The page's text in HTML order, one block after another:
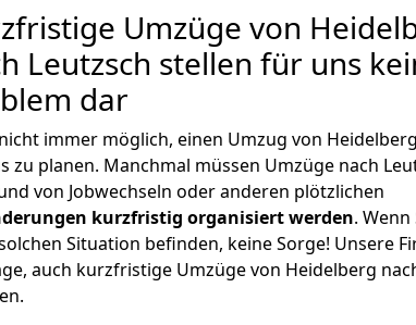
Umzüge von
Leutzsch stellen für uns
dar
immer möglich, einen Umzug von
zu planen. Manchmal müssen Umzüge nach
von Jobwechseln oder anderen plötzlichen
kurzfristig organisiert werden. Wenn
Situation befinden, keine Sorge! Unsere
auch kurzfristige Umzüge von Heidelberg